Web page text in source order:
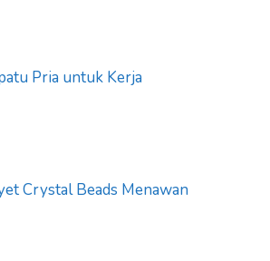
Pria untuk Kerja
Crystal Beads Menawan